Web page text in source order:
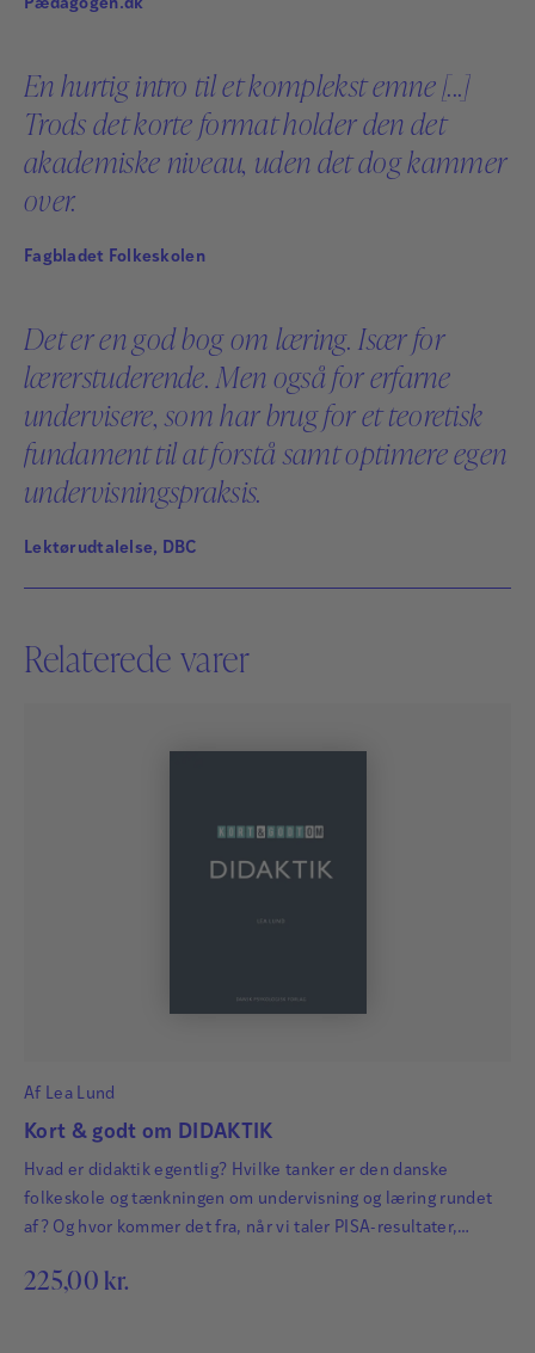
Ane Qvortrup
Ane Qvortrup, ph.d. i uddannelsesforskning, er
dannelse blandt elever i grundskole og gymnasium og
er forfatter til en række bøger og artikler om disse
emner.
Læs mere
Lea Lund, ph.d. i uddannelsesforskning. Lektor i
kompetenceudvikling, Institut for Regional
Sundhedsforskning, Syddansk Universitet og
seniorforsker, Center for Fælles Beslutningstagning.
Hun forsker i læring i arbejdslivet og er forfatter til
flere artikler og bøger om didaktik, læring og
Pædagogen.dk
En hurtig intro til et komplekst emne [...]
Trods det korte format holder den det
akademiske niveau, uden det dog kammer
over.
Fagbladet Folkeskolen
Det er en god bog om læring. Især for
lærerstuderende. Men også for erfarne
undervisere, som har brug for et teoretisk
fundament til at forstå samt optimere egen
undervisningspraksis.
Lektørudtalelse, DBC
Relaterede varer
Af Lea Lund
Kort & godt om DIDAKTIK
Hvad er didaktik egentlig? Hvilke tanker er den danske
folkeskole og tænkningen om undervisning og læring rundet
af? Og hvor kommer det fra, når vi taler PISA-resultater,
lærerens rolle? Og hvad er elevens?
225,00 kr.